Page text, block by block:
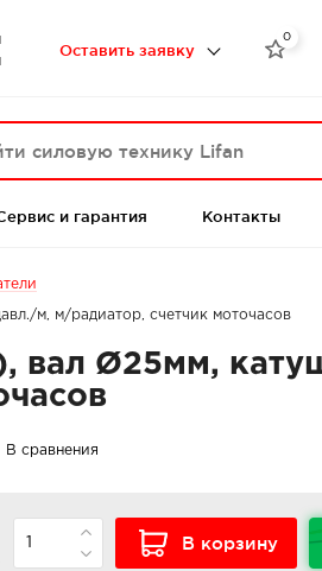
Оставить заявку 
0
и гарантия Контакты
м, м/радиатор, счетчик моточасов
вал Ø25мм,
В сравнения
В корзину